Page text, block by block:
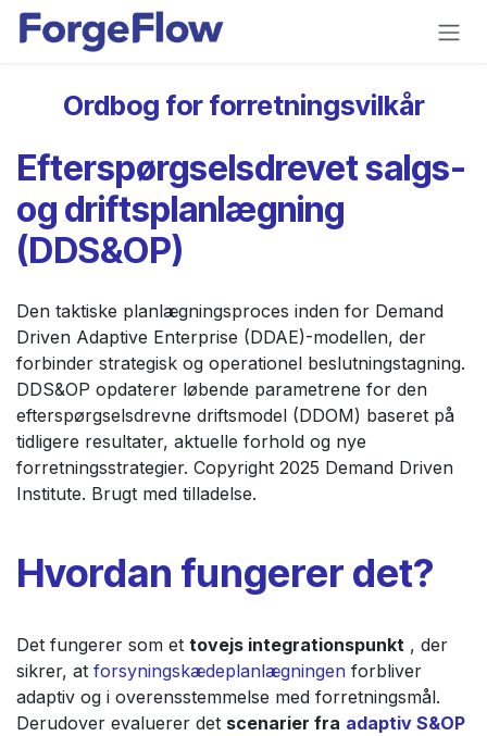
Gå til indhold
Ordbog for forretningsvilkår
Efterspørgselsdrevet salgs-
og driftsplanlægning
(DDS&OP)
Den taktiske planlægningsproces inden for Demand
Driven Adaptive Enterprise (DDAE)-modellen, der
forbinder strategisk og operationel beslutningstagning.
DDS&OP opdaterer løbende parametrene for den
efterspørgselsdrevne driftsmodel (DDOM) baseret på
tidligere resultater, aktuelle forhold og nye
forretningsstrategier. Copyright 2025 Demand Driven
Institute. Brugt med tilladelse.
Hvordan fungerer det?
Det fungerer som et tovejs integrationspunkt , der
sikrer, at forsyningskædeplanlægningen forbliver
adaptiv og i overensstemmelse med forretningsmål.
Derudover evaluerer det scenarier fra adaptiv S&OP